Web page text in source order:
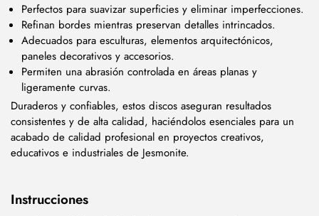
Perfectos para suavizar superficies y eliminar imperfecciones.
Refinan bordes mientras preservan detalles intrincados.
Adecuados para esculturas, elementos arquitectónicos,
paneles decorativos y accesorios.
Permiten una abrasión controlada en áreas planas y
ligeramente curvas.
Duraderos y confiables, estos discos aseguran resultados
consistentes y de alta calidad, haciéndolos esenciales para un
acabado de calidad profesional en proyectos creativos,
educativos e industriales de Jesmonite.
Instrucciones